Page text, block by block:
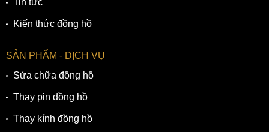
Tin tức
Kiến thức đồng hồ
SẢN PHẨM - DỊCH VỤ
Sửa chữa đồng hồ
Thay pin đồng hồ
Thay kính đồng hồ